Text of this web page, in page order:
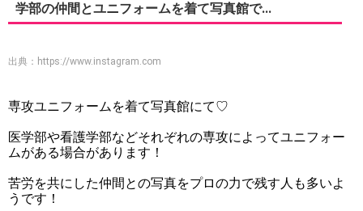
学部の仲間とユニフォームを着て写真館で...
出典： https://www.instagram.com
専攻ユニフォームを着て写真館にて♡
医学部や看護学部などそれぞれの専攻によってユニフォー
ムがある場合があります！
苦労を共にした仲間との写真をプロの力で残す人も多いよ
うです！